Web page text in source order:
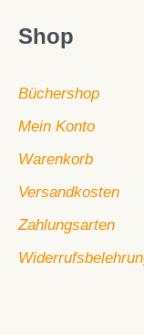
Shop
Büchershop
Mein Konto
Warenkorb
Versandkosten
Zahlungsarten